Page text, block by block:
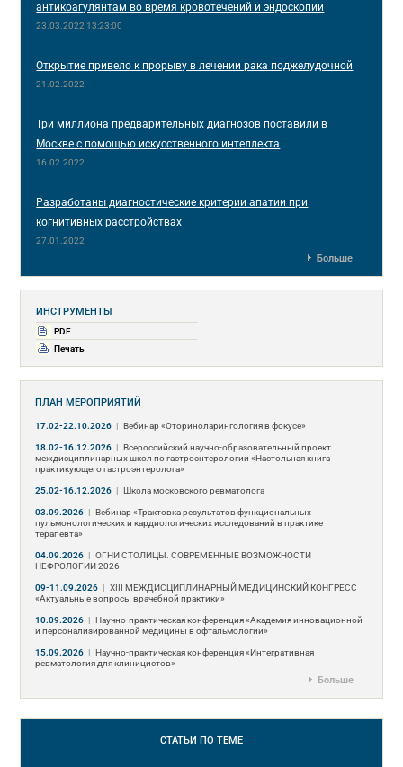
антикоагулянтам во время кровотечений и эндоскопии
23.03.2022 13:23:00
Открытие привело к прорыву в лечении рака поджелудочной
21.02.2022
Три миллиона предварительных диагнозов поставили в
Москве с помощью искусственного интеллекта
16.02.2022
Разработаны диагностические критерии апатии при
когнитивных расстройствах
27.01.2022
Больше
ИНСТРУМЕНТЫ
PDF
Печать
ПЛАН МЕРОПРИЯТИЙ
17.02-22.10.2026 | Вебинар «Оториноларингология в фокусе»
18.02-16.12.2026 | Всероссийский научно-образовательный проект
междисциплинарных школ по гастроэнтерологии «Настольная книга
практикующего гастроэнтеролога»
25.02-16.12.2026 | Школа московского ревматолога
03.09.2026 | Вебинар «Трактовка результатов функциональных
пульмонологических и кардиологических исследований в практике
терапевта»
04.09.2026 | ОГНИ СТОЛИЦЫ. СОВРЕМЕННЫЕ ВОЗМОЖНОСТИ
НЕФРОЛОГИИ 2026
09-11.09.2026 | ХIII МЕЖДИСЦИПЛИНАРНЫЙ МЕДИЦИНСКИЙ КОНГРЕСС
«Актуальные вопросы врачебной практики»
10.09.2026 | Научно-практическая конференция «Академия инновационной
и персонализированной медицины в офтальмологии»
15.09.2026 | Научно-практическая конференция «Интегративная
ревматология для клиницистов»
Больше
СТАТЬИ ПО ТЕМЕ